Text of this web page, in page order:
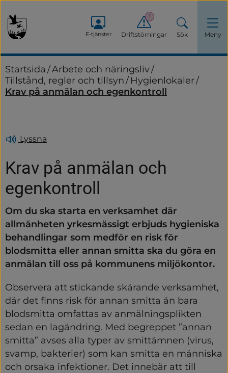
E-tjänster Driftstörningar
1
Sök Meny
Startsida /Arbete och näringsliv/
Tillstånd, regler och tillsyn/ Hygienlokaler/
Krav på anmälan och egenkontroll
Lyssna
Krav på anmälan och
egenkontroll
Om du ska starta en verksamhet där
allmänheten yrkesmässigt erbjuds hygieniska
behandlingar som medför en risk för
blodsmitta eller annan smitta ska du göra en
anmälan till oss på kommunens miljökontor.
Observera att stickande skärande verksamhet,
där det finns risk för annan smitta än bara
blodsmitta omfattas av anmälningsplikten
sedan en lagändring. Med begreppet ”annan
smitta” avses alla typer av smittämnen (virus,
svamp, bakterier) som kan smitta en människa
och orsaka infektioner. Det innebär att till